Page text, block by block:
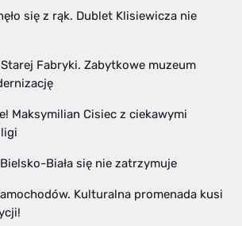
się z rąk. Dublet Klisiewicza nie
Fabryki. Zabytkowe muzeum
Maksymilian Cisiec z ciekawymi
Biała się nie zatrzymuje
Kulturalna promenada kusi